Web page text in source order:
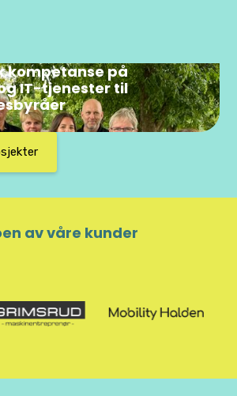
kompetanse på
IT-tjenester til
av våre kunder